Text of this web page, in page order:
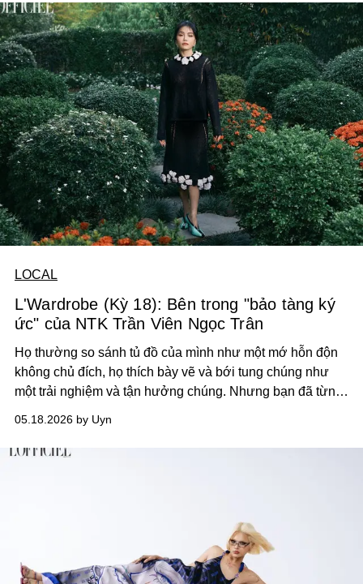
LOCAL
L'Wardrobe (Kỳ 18): Bên trong "bảo tàng ký
ức" của NTK Trần Viên Ngọc Trân
Họ thường so sánh tủ đồ của mình như một mớ hỗn độn
không chủ đích, họ thích bày vẽ và bới tung chúng như
một trải nghiệm và tận hưởng chúng. Nhưng bạn đã từng
câu chuyện? Đó hẳn là một bảo tàng ký ức thu nhỏ của
trang phục (và của người sở hữu).
05.18.2026 by Uyn